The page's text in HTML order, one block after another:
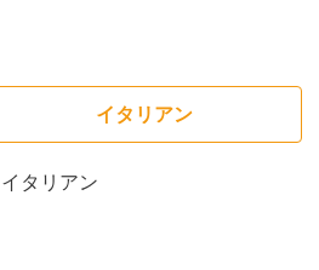
イタリアン
イタリアン